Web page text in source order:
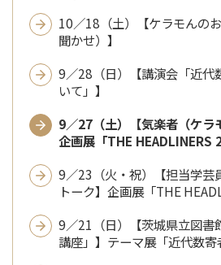
10／18（土）【ケラモんの
聞かせ）】
9／28（日）【講演会「近代
いて」】
9／27（土）【気楽者（ケラ
企画展「THE HEADLINERS
9／23（火・祝）【担当学芸
トーク】企画展「THE
9／21（日）【茨城県立図書
講座」】テーマ展「近代数寄